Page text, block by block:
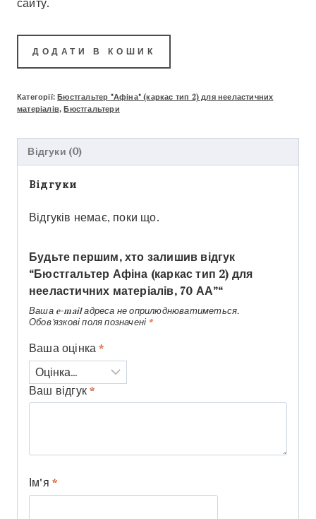
сайту.
ДОДАТИ В КОШИК
Категорії:Бюстгальтер "Афіна" (каркас тип 2) для нееластичних
матеріалів,Бюстгальтери
Відгуки (0)
Відгуки
Відгуків немає, поки що.
Будьте першим, хто залишив відгук
“Бюстгальтер Афіна (каркас тип 2) для
нееластичних матеріалів, 70 АА”“
Ваша e-mail адреса не оприлюднюватиметься.
Обов’язкові поля позначені *
Ваша оцінка*
Ваш відгук*
Ім'я *